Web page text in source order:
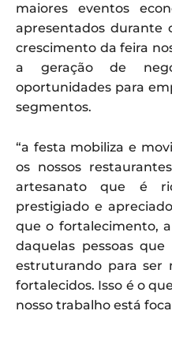
maiores eventos
apresentados durante
crescimento da feira
a geração de
oportunidades para
segmentos.
“a festa mobiliza e
os nossos
artesanato que é
prestigiado e
que o fortalecimento,
daquelas pessoas
estruturando para ser
fortalecidos. Isso é o
nosso trabalho está